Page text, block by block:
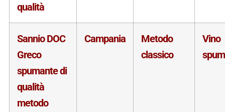
qualità
Sannio DOC
Greco
spumante di
qualità
metodo
Campania
Metodo
classico
Vino